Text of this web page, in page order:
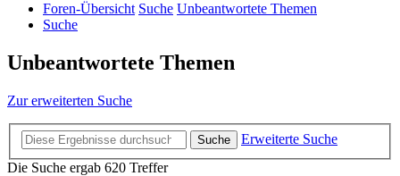
Foren-Übersicht Suche Unbeantwortete Themen
Suche
Unbeantwortete Themen
Zur erweiterten Suche
Suche
Erweiterte Suche
Die Suche ergab 620 Treffer